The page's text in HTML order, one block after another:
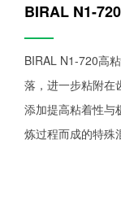
BIRAL N1-
——
BIRAL N1-720高
落，进一步粘附在
添加提高粘着性与
炼过程而成的特殊